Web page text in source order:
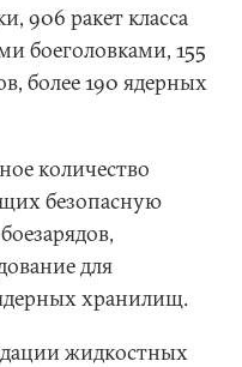
906 ракет класса
боеголовками, 155
более 190 ядерных
количество
безопасную
для
хранилищ.
жидкостных